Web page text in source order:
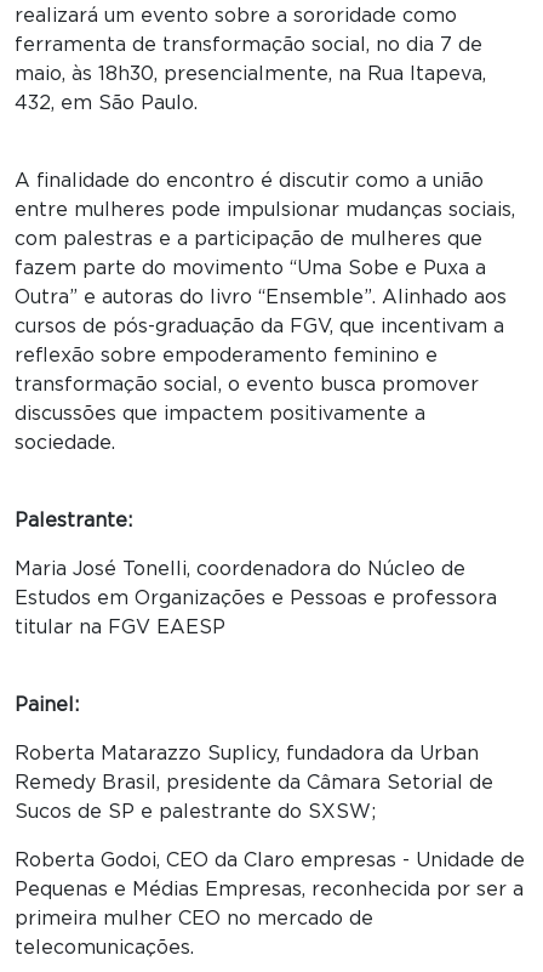
realizará um evento sobre a sororidade como
ferramenta de transformação social, no dia 7 de
maio, às 18h30, presencialmente, na Rua Itapeva,
432, em São Paulo.
A finalidade do encontro é discutir como a união
entre mulheres pode impulsionar mudanças sociais,
com palestras e a participação de mulheres que
fazem parte do movimento “Uma Sobe e Puxa a
Outra” e autoras do livro “Ensemble”. Alinhado aos
cursos de pós-graduação da FGV, que incentivam a
reflexão sobre empoderamento feminino e
transformação social, o evento busca promover
discussões que impactem positivamente a
sociedade.
Palestrante:
Maria José Tonelli, coordenadora do Núcleo de
Estudos em Organizações e Pessoas e professora
titular na FGV EAESP
Painel:
Roberta Matarazzo Suplicy, fundadora da Urban
Remedy Brasil, presidente da Câmara Setorial de
Sucos de SP e palestrante do SXSW;
Roberta Godoi, CEO da Claro empresas - Unidade de
Pequenas e Médias Empresas, reconhecida por ser a
primeira mulher CEO no mercado de
telecomunicações.